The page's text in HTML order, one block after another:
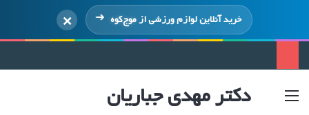
خرید آنلاین لوازم ورزشی ازموج‌کوه ×
دکتر مهدی جباریان منو ورود